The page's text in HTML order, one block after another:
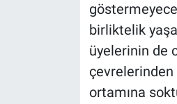
birliktelik
üyelerinin de
ortamına